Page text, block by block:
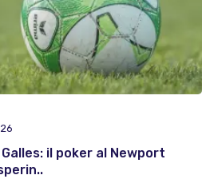
il poker al Newport